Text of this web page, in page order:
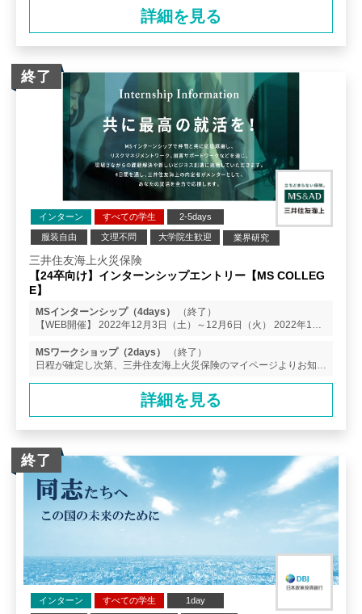
月22日（土）：1月7日（金）12:00エントリー締切 ※今後のイン
ターンシップ情報について、My Page（弊社会員サイト）登録者に
告知メールを送付します。ご登録ください。 ※開催期間は一週
間程度となります
詳細を見る
終了
インターン すべての学生 2-5days
服装自由 文理不問 大学院生歓迎 業界研究
企業研究
三井住友海上火災保険
【24卒向け】インターンシップエントリー【MS COLLEG
E】
MSインターンシップ（4days）
（終了）
【WEB開催】 2022年12月3日（土）～12月6日（火） 2022年12
日（水） 【集合開催（東京）】 2022年12月3日（土）～12月6日
（火） 2022年12月7日（水）～12月10日（土） 2022年12月11日
す。 ES提出をもって、正式にエントリー完了となりますので、エ
ントリー後マイページ上でのES提出をよろしくお願いいたしま
す。
MSワークショップ（2days）
（終了）
日程が確定し次第、三井住友海上火災保険のマイページよりお知ら
月２７日（木） ・１月２８日（金）～１月２９日（土） ・１月３
０日（日）～１月３１日（月） ・２月７日（月）～２月８日
（火） ・２月１４日（月）～２月１５日（火）
詳細を見る
終了
インターン すべての学生 1day